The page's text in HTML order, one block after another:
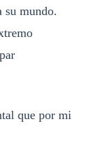
su mundo.
que por mi